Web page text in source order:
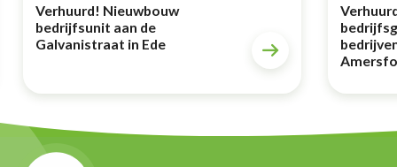
Verhuurd! Nieuwbouw
bedrijfsunit aan de
Galvanistraat in Ede